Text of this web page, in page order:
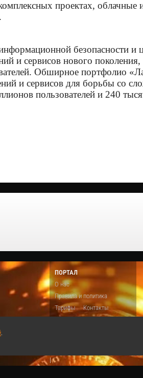
проектах,
безопасности и
и сервисов нового
Обширное портфолио
и сервисов для борьбы со
пользователей и 240
ПОРТАЛ
О нас
Правила и политика
Тарифы
Контакты
|
.